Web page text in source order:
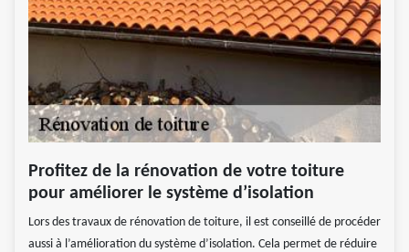
Profitez de la rénovation de votre toiture
pour améliorer le système d’isolation
Lors des travaux de rénovation de toiture, il est conseillé de procéder
aussi à l’amélioration du système d’isolation. Cela permet de réduire